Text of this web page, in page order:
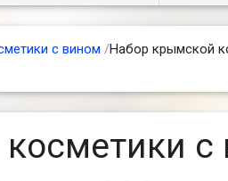
с вином /Набор крымской
с